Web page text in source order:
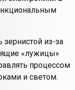
из-за
«лужицы»
процессом
и светом.